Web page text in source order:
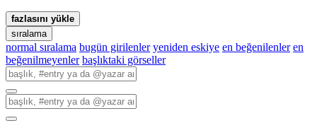
fazlasını yükle
sıralama
normal sıralama bugün girilenler yeniden eskiye en beğenilenler en
beğenilmeyenler başlıktaki görseller